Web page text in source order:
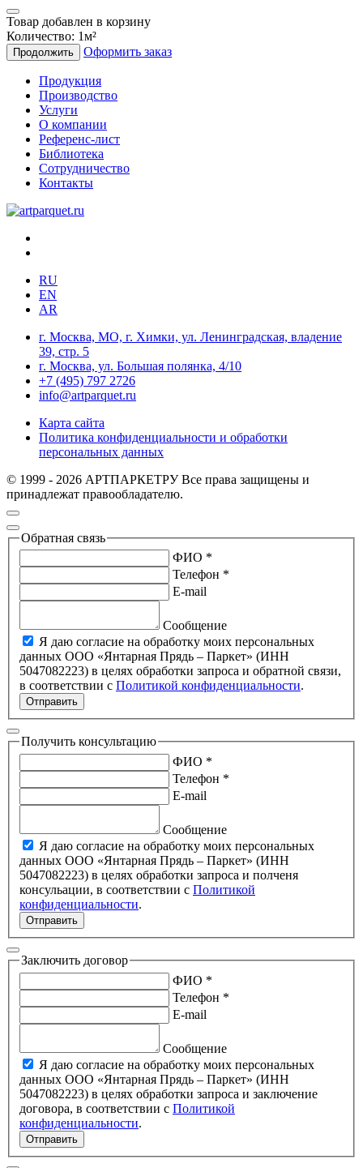
Товар добавлен в корзину
Количество: 1м²
Продолжить Оформить заказ
Продукция
Производство
Услуги
О компании
Референс-лист
Библиотека
Сотрудничество
Контакты
RU
EN
AR
г. Москва, МО, г. Химки, ул. Ленинградская, владение
39, стр. 5
г. Москва, ул. Большая полянка, 4/10
+7 (495) 797 2726
info@artparquet.ru
Карта сайта
Политика конфиденциальности и обработки
персональных данных
© 1999 - 2026 АРТПАРКЕТРУ Все права защищены и
принадлежат правообладателю.
Обратная связь
ФИО *
Телефон *
E-mail
Сообщение
Я даю согласие на обработку моих персональных
данных ООО «Янтарная Прядь – Паркет» (ИНН
5047082223) в целях обработки запроса и обратной связи,
в соответствии с Политикой конфиденциальности.
Отправить
Получить консультацию
ФИО *
Телефон *
E-mail
Сообщение
Я даю согласие на обработку моих персональных
данных ООО «Янтарная Прядь – Паркет» (ИНН
5047082223) в целях обработки запроса и полченя
консульации, в соответствии с Политикой
конфиденциальности.
Отправить
Заключить договор
ФИО *
Телефон *
E-mail
Сообщение
Я даю согласие на обработку моих персональных
данных ООО «Янтарная Прядь – Паркет» (ИНН
5047082223) в целях обработки запроса и заключение
договора, в соответствии с Политикой
конфиденциальности.
Отправить